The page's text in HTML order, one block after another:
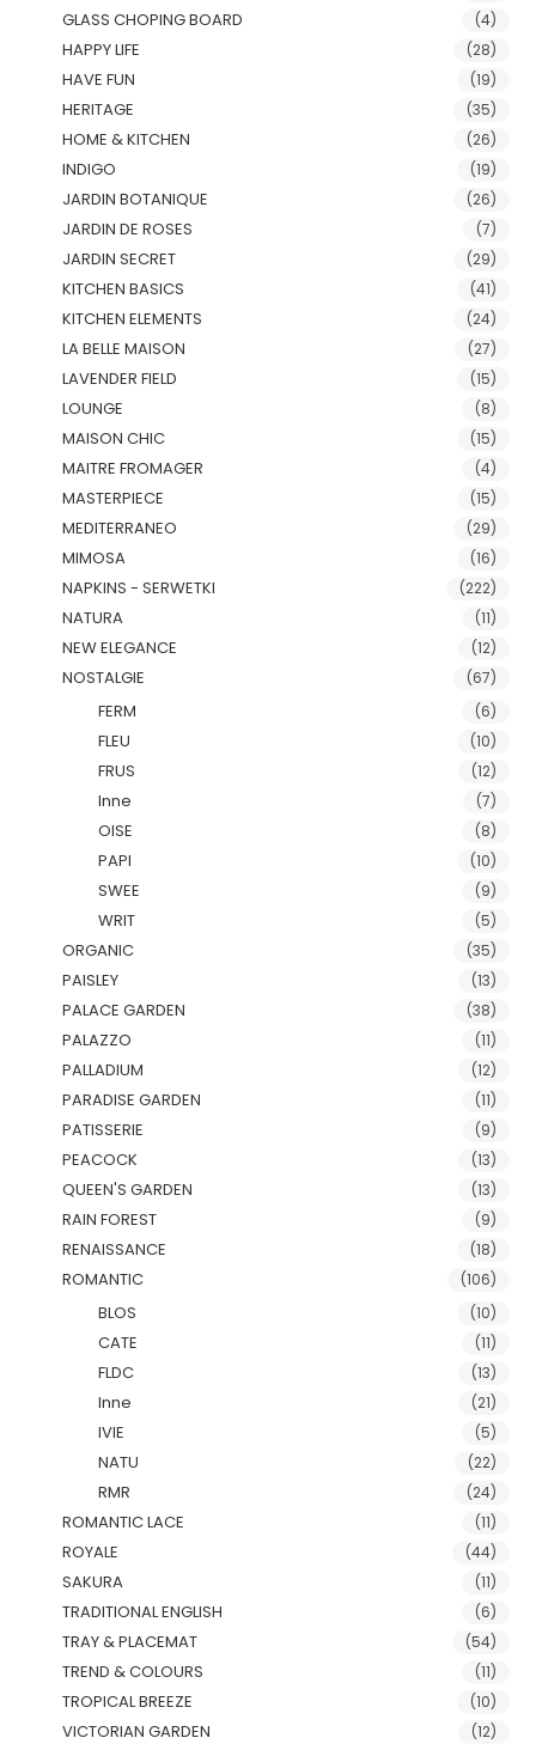
GLASS CHOPING BOARD (4)
HAPPY LIFE (28)
HAVE FUN (19)
HERITAGE (35)
HOME & KITCHEN (26)
INDIGO (19)
JARDIN BOTANIQUE (26)
JARDIN DE ROSES (7)
JARDIN SECRET (29)
KITCHEN BASICS (41)
KITCHEN ELEMENTS (24)
LA BELLE MAISON (27)
LAVENDER FIELD (15)
LOUNGE (8)
MAISON CHIC (15)
MAITRE FROMAGER (4)
MASTERPIECE (15)
MEDITERRANEO (29)
MIMOSA (16)
NAPKINS - SERWETKI (222)
NATURA (11)
NEW ELEGANCE (12)
NOSTALGIE (67)
FERM (6)
FLEU (10)
FRUS (12)
Inne (7)
OISE (8)
PAPI (10)
SWEE (9)
WRIT (5)
ORGANIC (35)
PAISLEY (13)
PALACE GARDEN (38)
PALAZZO (11)
PALLADIUM (12)
PARADISE GARDEN (11)
PATISSERIE (9)
PEACOCK (13)
QUEEN'S GARDEN (13)
RAIN FOREST (9)
RENAISSANCE (18)
ROMANTIC (106)
BLOS (10)
CATE (11)
FLDC (13)
Inne (21)
IVIE (5)
NATU (22)
RMR (24)
ROMANTIC LACE (11)
ROYALE (44)
SAKURA (11)
TRADITIONAL ENGLISH (6)
TRAY & PLACEMAT (54)
TREND & COLOURS (11)
TROPICAL BREEZE (10)
VICTORIAN GARDEN (12)